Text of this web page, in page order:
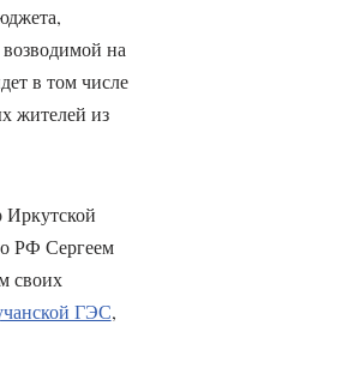
на
в том числе
жителей из
Иркутской
РФ Сергеем
своих
ГЭС,